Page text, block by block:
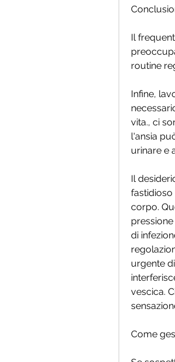
Il
routine
Infine,
vita., ci
l'ansia
urinare e
Il
corpo.
di
urgente
vescica.
Come